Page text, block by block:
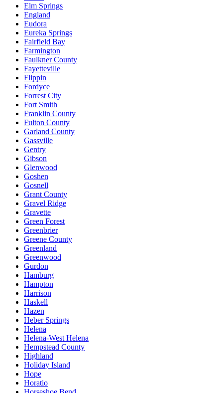
Elm Springs
England
Eudora
Eureka Springs
Fairfield Bay
Farmington
Faulkner County
Fayetteville
Flippin
Fordyce
Forrest City
Fort Smith
Franklin County
Fulton County
Garland County
Gassville
Gentry
Gibson
Glenwood
Goshen
Gosnell
Grant County
Gravel Ridge
Gravette
Green Forest
Greenbrier
Greene County
Greenland
Greenwood
Gurdon
Hamburg
Hampton
Harrison
Haskell
Hazen
Heber Springs
Helena
Helena-West Helena
Hempstead County
Highland
Holiday Island
Hope
Horatio